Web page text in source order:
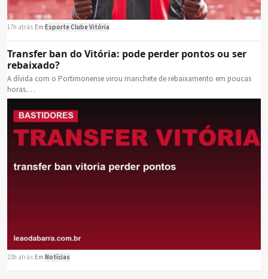
17h atrás Em Esporte Clube Vitória
Transfer ban do Vitória: pode perder pontos ou ser
rebaixado?
A dívida com o Portimonense virou manchete de rebaixamento em poucas
horas.…
23h atrás Em Notícias